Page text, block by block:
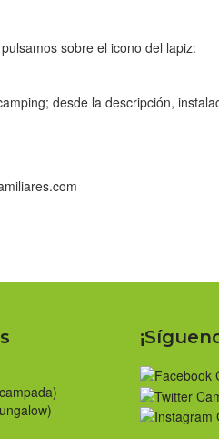
sobre el icono del lapiz:
desde la descripción,